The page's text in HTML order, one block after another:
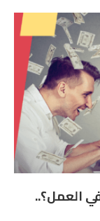
العمل؟..